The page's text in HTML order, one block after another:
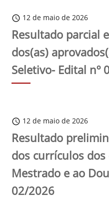
schedule 12 de maio de 2026
Resultado parcial
dos(as)
Seletivo- Edital nº
schedule 12 de maio de 2026
Resultado
dos currículos
Mestrado e ao
02/2026